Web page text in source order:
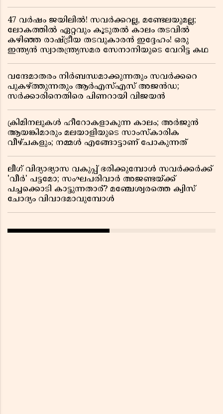
47 വർഷം ജയിലിൽ! സവർക്കറല്ല, മണ്ടേലയുമല്ല;
ലോകത്തിൽ ഏറ്റവും കൂടുതൽ കാലം തടവിൽ
കഴിഞ്ഞ രാഷ്ട്രീയ തടവുകാരൻ ഇദ്ദേഹം! ഒരു
ഇന്ത്യൻ സ്വാതന്ത്ര്യസമര സേനാനിയുടെ വേറിട്ട കഥ
വന്ദേമാതരം നിർബന്ധമാക്കുന്നതും സവർക്കറെ
പുകഴ്ത്തുന്നതും ആർഎസ്എസ് അജൻഡ;
സർക്കാരിനെതിരെ പിണറായി വിജയൻ
ക്രിമിനലുകൾ ഹീറോകളാകുന്ന കാലം; അർജുൻ
ആയങ്കിമാരും മലയാളിയുടെ സാംസ്കാരിക
വീഴ്ചകളും; നമ്മൾ എങ്ങോട്ടാണ് പോകുന്നത്
ലീഗ് വിദ്യാഭ്യാസ വകുപ്പ് ഭരിക്കുമ്പോൾ സവർക്കർക്ക്
'വീർ' പട്ടമോ; സംഘപരിവാർ അജണ്ടയ്ക്ക്
പച്ചക്കൊടി കാട്ടുന്നതാര്? മഞ്ചേശ്വരത്തെ ക്വിസ്
ചോദ്യം വിവാദമാവുമ്പോൾ